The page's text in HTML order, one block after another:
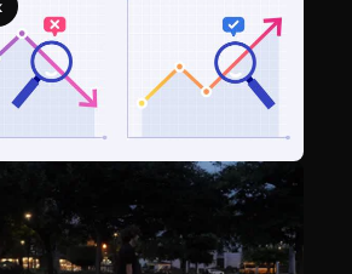
Meer bekijken